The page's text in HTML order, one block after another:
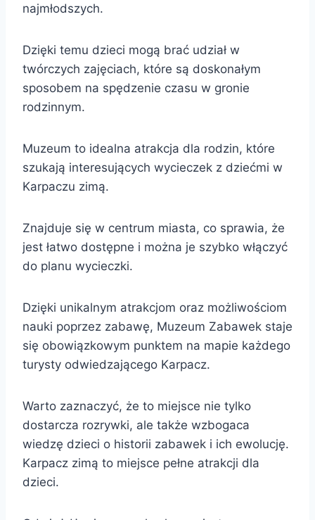
najmłodszych.
Dzięki temu dzieci mogą brać udział w
twórczych zajęciach, które są doskonałym
sposobem na spędzenie czasu w gronie
rodzinnym.
Muzeum to idealna atrakcja dla rodzin, które
szukają interesujących wycieczek z dziećmi w
Karpaczu zimą.
Znajduje się w centrum miasta, co sprawia, że
jest łatwo dostępne i można je szybko włączyć
do planu wycieczki.
Dzięki unikalnym atrakcjom oraz możliwościom
nauki poprzez zabawę, Muzeum Zabawek staje
się obowiązkowym punktem na mapie każdego
turysty odwiedzającego Karpacz.
Warto zaznaczyć, że to miejsce nie tylko
dostarcza rozrywki, ale także wzbogaca
wiedzę dzieci o historii zabawek i ich ewolucję.
Karpacz zimą to miejsce pełne atrakcji dla
dzieci.